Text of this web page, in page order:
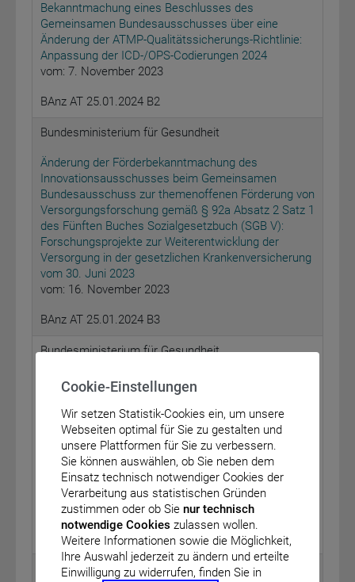
Bekanntmachung eines Beschlusses des
Gemeinsamen Bundesausschusses über eine
Änderung der ATMP-Qualitätssicherungs-Richtlinie:
Anpassung der ICD-/OPS-Codierungen 2024
vom: 7. November 2023
BAnz AT 25.01.2024 B2
Bundesministerium für Gesundheit
Änderung der Förderbekanntmachung des
Innovationsausschusses beim Gemeinsamen
Bundesausschuss zur themenoffenen Förderung von
Versorgungsforschung gemäß § 92a Absatz 2 Satz 1
des Fünften Buches Sozialgesetzbuch (SGB V):
Forschungsprojekte zur Weiterentwicklung der
Versorgung in der gesetzlichen Krankenversicherung
vom 30. Juni 2023
vom: 16. November 2023
BAnz AT 25.01.2024 B3
Bundesministerium für Gesundheit
Änderung der Förderbekanntmachung des
Innovationsausschusses beim Gemeinsamen
Bundesausschuss zur themenspezifischen
Förderung von Versorgungsforschung gemäß § 92a
Absatz 2 Satz 1 des Fünften Buches
Sozialgesetzbuch (SGB V): Forschungsprojekte zur
Weiterentwicklung der Versorgung in der
gesetzlichen Krankenversicherung
vom: 16. November 2023
BAnz AT 25.01.2024 B4
Bundesministerium für Gesundheit
Cookie-Einstellungen
Wir setzen Statistik-Cookies ein, um unsere
Webseiten optimal für Sie zu gestalten und
unsere Plattformen für Sie zu verbessern.
Sie können auswählen, ob Sie neben dem
Einsatz technisch notwendiger Cookies der
Verarbeitung aus statistischen Gründen
zustimmen oder ob Sie nur technisch
notwendige Cookies zulassen wollen.
Weitere Informationen sowie die Möglichkeit,
Ihre Auswahl jederzeit zu ändern und erteilte
Einwilligung zu widerrufen, finden Sie in